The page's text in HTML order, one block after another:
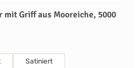
mit Griff aus Mooreiche, 5000
Satiniert